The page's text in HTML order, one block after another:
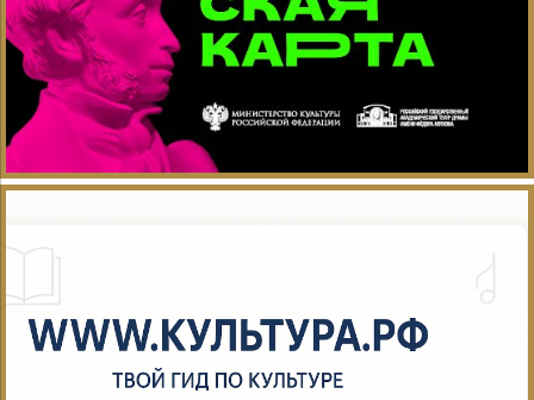
муниципального...